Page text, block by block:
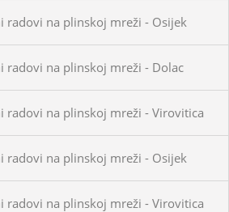
radovi na plinskoj mreži - Osijek
radovi na plinskoj mreži - Dolac
radovi na plinskoj mreži - Virovitica
radovi na plinskoj mreži - Osijek
radovi na plinskoj mreži - Virovitica